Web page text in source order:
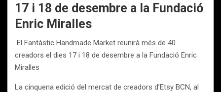
17 i 18 de desembre a la Fundació
Enric Miralles
El Fantàstic Handmade Market reunirà més de 40
creadors el dies 17 i 18 de desembre a la Fundació Enric
Miralles
La cinquena edició del mercat de creadors d’Etsy BCN, al